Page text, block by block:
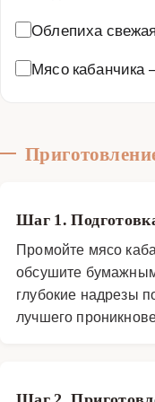
Облепиха свежая
Мясо кабанчика
Шаг 1.
Промойте мясо
обсушите
глубокие надрезы
лучшего